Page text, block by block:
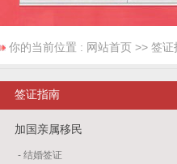
你的当前位置 : 网站首页 >> 签证
签证指南
加国亲属移民
- 结婚签证